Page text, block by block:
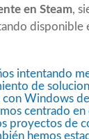
en Steam,
disponible
intentando
de
Windows
centrado
proyectos de
hemos